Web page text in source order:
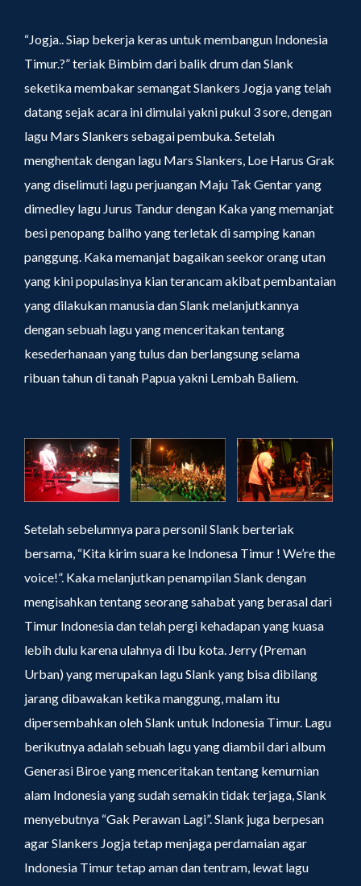
“Jogja.. Siap bekerja keras untuk membangun Indonesia
Timur.?” teriak Bimbim dari balik drum dan Slank
seketika membakar semangat Slankers Jogja yang telah
datang sejak acara ini dimulai yakni pukul 3 sore, dengan
lagu Mars Slankers sebagai pembuka. Setelah
menghentak dengan lagu Mars Slankers, Loe Harus Grak
yang diselimuti lagu perjuangan Maju Tak Gentar yang
dimedley lagu Jurus Tandur dengan Kaka yang memanjat
besi penopang baliho yang terletak di samping kanan
panggung. Kaka memanjat bagaikan seekor orang utan
yang kini populasinya kian terancam akibat pembantaian
yang dilakukan manusia dan Slank melanjutkannya
dengan sebuah lagu yang menceritakan tentang
kesederhanaan yang tulus dan berlangsung selama
ribuan tahun di tanah Papua yakni Lembah Baliem.
Setelah sebelumnya para personil Slank berteriak
bersama, “Kita kirim suara ke Indonesa Timur ! We’re the
voice!”. Kaka melanjutkan penampilan Slank dengan
mengisahkan tentang seorang sahabat yang berasal dari
Timur Indonesia dan telah pergi kehadapan yang kuasa
lebih dulu karena ulahnya di Ibu kota. Jerry (Preman
Urban) yang merupakan lagu Slank yang bisa dibilang
jarang dibawakan ketika manggung, malam itu
dipersembahkan oleh Slank untuk Indonesia Timur. Lagu
berikutnya adalah sebuah lagu yang diambil dari album
Generasi Biroe yang menceritakan tentang kemurnian
alam Indonesia yang sudah semakin tidak terjaga, Slank
menyebutnya “Gak Perawan Lagi”. Slank juga berpesan
agar Slankers Jogja tetap menjaga perdamaian agar
Indonesia Timur tetap aman dan tentram, lewat lagu